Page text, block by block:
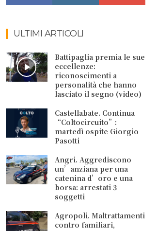
ULTIMI ARTICOLI
Battipaglia premia le sue
eccellenze:
riconoscimenti a
personalità che hanno
lasciato il segno (video)
Castellabate. Continua
“Coltocircuito”:
martedì ospite Giorgio
Pasotti
Angri. Aggrediscono
un’anziana per una
catenina d’oro e una
borsa: arrestati 3
soggetti
Agropoli. Maltrattamenti
contro familiari,